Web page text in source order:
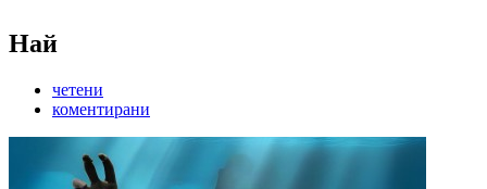
Най
четени
коментирани